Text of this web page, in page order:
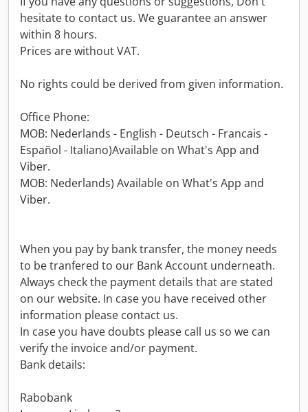
hesitate to contact us. We guarantee an answer
within 8 hours.
Prices are without VAT.
No rights could be derived from given information.
Office Phone:
MOB: Nederlands - English - Deutsch - Francais -
Español - Italiano)Available on What's App and
Viber.
MOB: Nederlands) Available on What's App and
Viber.
When you pay by bank transfer, the money needs
to be tranfered to our Bank Account underneath.
Always check the payment details that are stated
on our website. In case you have received other
information please contact us.
In case you have doubts please call us so we can
verify the invoice and/or payment.
Bank details:
Rabobank